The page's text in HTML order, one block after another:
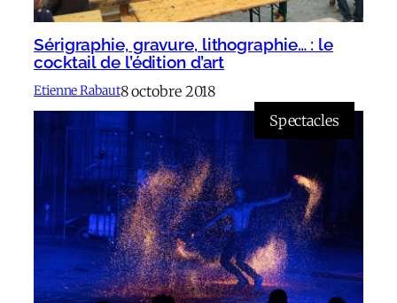
Sérigraphie, gravure, lithographie… : le
cocktail de l’édition d’art
Etienne Rabaut8 octobre 2018
Spectacles